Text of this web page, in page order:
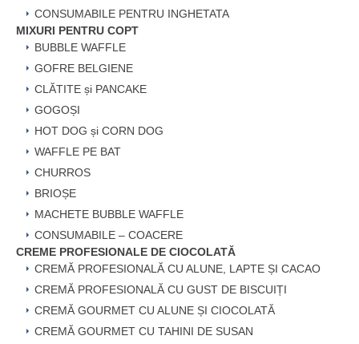
CONSUMABILE PENTRU INGHETATA
MIXURI PENTRU COPT
BUBBLE WAFFLE
GOFRE BELGIENE
CLĂTITE și PANCAKE
GOGOȘI
HOT DOG și CORN DOG
WAFFLE PE BAT
CHURROS
BRIOȘE
MACHETE BUBBLE WAFFLE
CONSUMABILE – COACERE
CREME PROFESIONALE DE CIOCOLATĂ
CREMĂ PROFESIONALĂ CU ALUNE, LAPTE ȘI CACAO
CREMĂ PROFESIONALĂ CU GUST DE BISCUIȚI
CREMĂ GOURMET CU ALUNE ȘI CIOCOLATĂ
CREMĂ GOURMET CU TAHINI DE SUSAN